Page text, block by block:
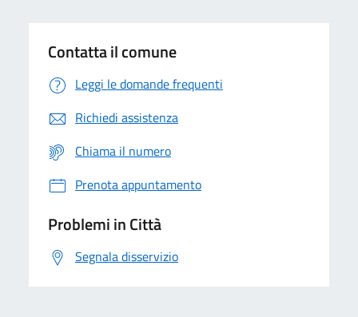
Contatta il comune
Leggi le domande frequenti
Richiedi assistenza
Chiama il numero
Prenota appuntamento
Problemi in Città
Segnala disservizio